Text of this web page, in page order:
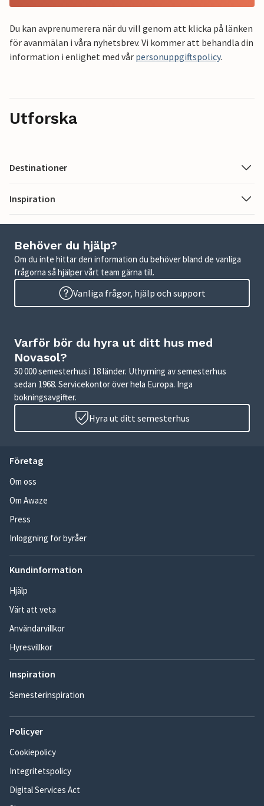
Du kan avprenumerera när du vill genom att klicka på länken
för avanmälan i våra nyhetsbrev. Vi kommer att behandla din
information i enlighet med vår personuppgiftspolicy.
Utforska
Destinationer
Inspiration
Behöver du hjälp?
Om du inte hittar den information du behöver bland de vanliga
frågorna så hjälper vårt team gärna till.
Vanliga frågor, hjälp och support
Varför bör du hyra ut ditt hus med
Novasol?
50 000 semesterhus i 18 länder. Uthyrning av semesterhus
sedan 1968. Servicekontor över hela Europa. Inga
bokningsavgifter.
Hyra ut ditt semesterhus
Företag
Om oss
Om Awaze
Press
Inloggning för byråer
Kundinformation
Hjälp
Värt att veta
Användarvillkor
Hyresvillkor
Inspiration
Semesterinspiration
Policyer
Cookiepolicy
Integritetspolicy
Digital Services Act